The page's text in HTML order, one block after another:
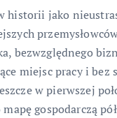
historii jako
bezwzględnego
miejsc pracy i bez
w pierwszej
gospodarczą